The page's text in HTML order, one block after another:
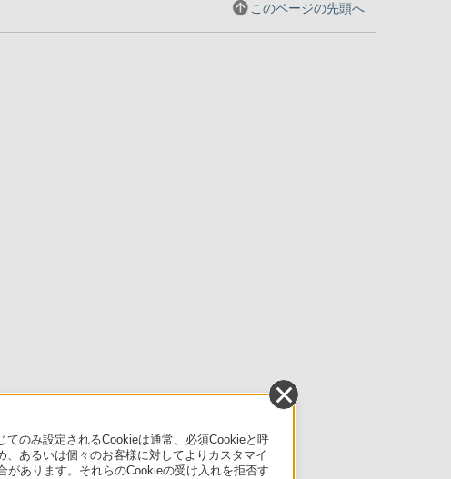
このページの先頭へ
のみ設定されるCookieは通常、必須Cookieと呼
あるいは個々のお客様に対してよりカスタマイ
あります。それらのCookieの受け入れを拒否す